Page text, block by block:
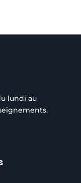
lundi au